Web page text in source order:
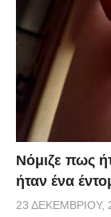
Νόμιζε πως
ήταν ένα
23 ΔΕΚΕΜΒΡΊΟΥ,